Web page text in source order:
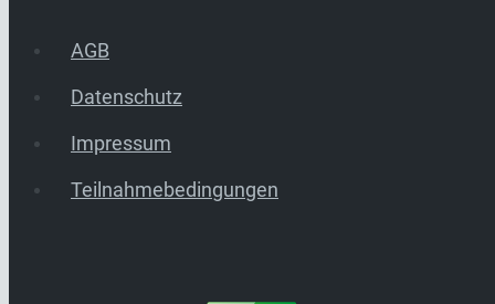
AGB
Datenschutz
Impressum
Teilnahmebedingungen